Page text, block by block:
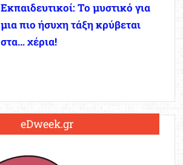
Εκπαιδευτικοί: Το μυστικό για
μια πιο ήσυχη τάξη κρύβεται
στα… χέρια!
eDweek.gr